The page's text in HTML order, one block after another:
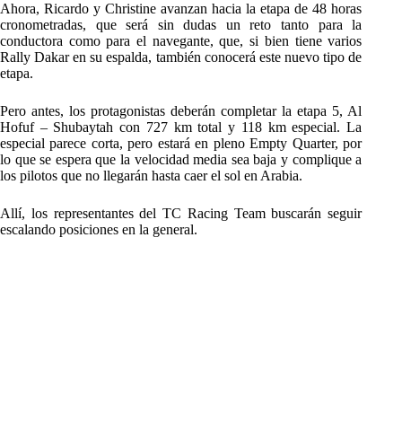
Ahora, Ricardo y Christine avanzan hacia la etapa de 48 horas
cronometradas, que será sin dudas un reto tanto para la
conductora como para el navegante, que, si bien tiene varios
Rally Dakar en su espalda, también conocerá este nuevo tipo de
etapa.
Pero antes, los protagonistas deberán completar la etapa 5, Al
Hofuf – Shubaytah con 727 km total y 118 km especial. La
especial parece corta, pero estará en pleno Empty Quarter, por
lo que se espera que la velocidad media sea baja y complique a
los pilotos que no llegarán hasta caer el sol en Arabia.
Allí, los representantes del TC Racing Team buscarán seguir
escalando posiciones en la general.